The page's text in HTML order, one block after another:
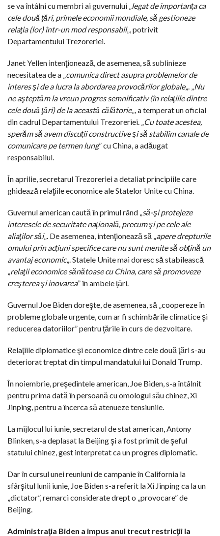
se va întâlni cu membri ai guvernului „ legat de importanţa ca
cele două ţări, primele economii mondiale, să gestioneze
relaţia (lor) într-un mod responsabil„, potrivit
Departamentului Trezoreriei.
Janet Yellen intenţionează, de asemenea, să sublinieze
necesitatea de a „ comunica direct asupra problemelor de
interes şi de a lucra la abordarea provocărilor globale„. „
Nu
ne aşteptăm la vreun progres semnificativ (în relaţiile dintre
cele două ţări) de la această călătorie„, a temperat un oficial
din cadrul Departamentului Trezoreriei. „
Cu toate acestea,
sperăm să avem discuţii constructive şi să stabilim canale de
comunicare pe termen lung” cu China, a adăugat
responsabilul.
În aprilie, secretarul Trezoreriei a detaliat principiile care
ghidează relaţiile economice ale Statelor Unite cu China.
Guvernul american caută în primul rând „ să-şi protejeze
interesele de securitate naţională, precum şi pe cele ale
aliaţilor săi„. De asemenea, intenţionează să „ apere drepturile
omului prin acţiuni specifice care nu sunt menite să obţină un
avantaj economic„. Statele Unite mai doresc să stabilească
relaţii economice sănătoase cu China, care să promoveze
creşterea şi inovarea” în ambele ţări.
Guvernul Joe Biden doreşte, de asemenea, să „coopereze în
probleme globale urgente, cum ar fi schimbările climatice şi
reducerea datoriilor” pentru ţările în curs de dezvoltare.
Relaţiile diplomatice şi economice dintre cele două ţări s-au
deteriorat treptat din timpul mandatului lui Donald Trump.
În noiembrie, preşedintele american, Joe Biden, s-a întâlnit
pentru prima dată în persoană cu omologul său chinez, Xi
Jinping, pentru a încerca să atenueze tensiunile.
La mijlocul lui iunie, secretarul de stat american, Antony
Blinken, s-a deplasat la Beijing şi a fost primit de şeful
statului chinez, gest interpretat ca un progres diplomatic.
Dar în cursul unei reuniuni de campanie în California la
sfârşitul lunii iunie, Joe Biden s-a referit la Xi Jinping ca la un
„dictator”, remarci considerate drept o „provocare” de
Beijing.
Administraţia Biden a impus anul trecut restricţii la